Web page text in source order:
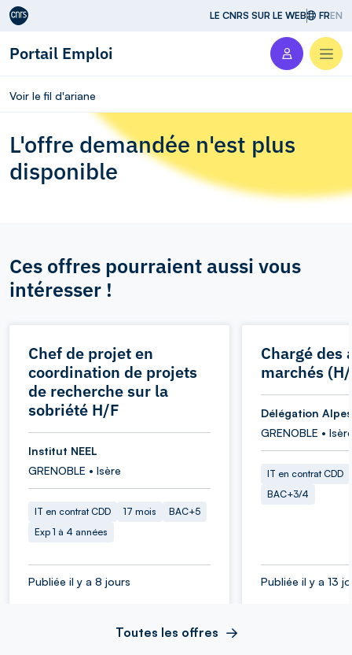
Aller au contenu LE CNRS SUR LE WEB FREN
Portail Emploi
Voir le fil d'ariane
L'offre demandée n'est plus
disponible
Ces offres pourraient aussi vous
intéresser !
Chef de projet en
coordination de projets
de recherche sur la
sobriété H/F
Institut NEEL
GRENOBLE • Isère
IT en contrat CDD 17 mois
BAC+5
Exp 1 à 4 années
Publiée il y a 8 jours
Chargé des
marchés
Délégation Alpes
GRENOBLE •
IT en contrat CDD
BAC+3/4
Publiée il y a 13
Toutes les offres